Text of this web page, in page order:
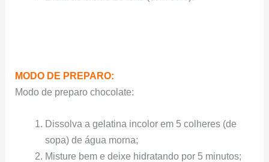
MODO DE PREPARO:
Modo de preparo chocolate:
Dissolva a gelatina incolor em 5 colheres (de
sopa) de água morna;
Misture bem e deixe hidratando por 5 minutos;